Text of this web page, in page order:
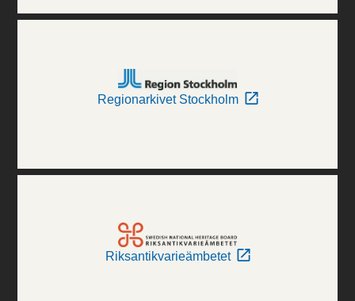
Regionarkivet Stockholm
Riksantikvarieämbetet